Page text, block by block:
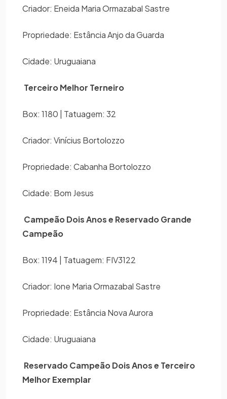
Criador: Eneida Maria Ormazabal Sastre
Propriedade: Estância Anjo da Guarda
Cidade: Uruguaiana
Terceiro Melhor Terneiro
Box: 1180 | Tatuagem: 32
Criador: Vinícius Bortolozzo
Propriedade: Cabanha Bortolozzo
Cidade: Bom Jesus
Campeão Dois Anos e Reservado Grande
Campeão
Box: 1194 | Tatuagem: FIV3122
Criador: Ione Maria Ormazabal Sastre
Propriedade: Estância Nova Aurora
Cidade: Uruguaiana
Reservado Campeão Dois Anos e Terceiro
Melhor Exemplar